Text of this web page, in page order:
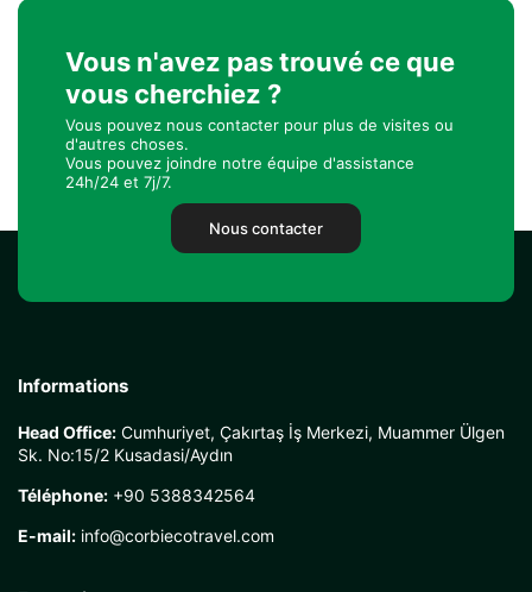
Vous n'avez pas trouvé ce que
vous cherchiez ?
Vous pouvez nous contacter pour plus de visites ou
d'autres choses.
Vous pouvez joindre notre équipe d'assistance
24h/24 et 7j/7.
Nous contacter
Informations
Head Office: Cumhuriyet, Çakırtaş İş Merkezi, Muammer Ülgen
Sk. No:15/2 Kusadasi/Aydın
Téléphone: +90 5388342564
E-mail: info@corbiecotravel.com